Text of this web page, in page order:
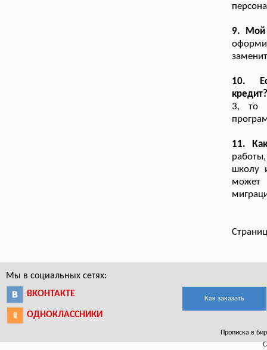
9. Мой
10.
3, то
11.
школу
может
Мы в социальных сетях:
ВКОНТАКТЕ
ОДНОКЛАССНИКИ
Как заказать
Прописка в